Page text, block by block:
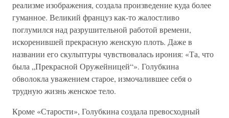
реализме изображения, создала произведение куда более
гуманное. Великий француз как-то жалостливо
поглумился над разрушительной работой времени,
искоренившей прекрасную женскую плоть. Даже в
названии его скульптуры чувствовалась ирония: «Та, что
была „Прекрасной Оружейницей“». Голубкина
обволокла уважением старое, измочалившее себя о
трудную жизнь женское тело.
Кроме «Старости», Голубкина создала превосходный